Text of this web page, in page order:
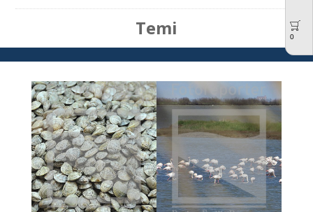
Temi 0